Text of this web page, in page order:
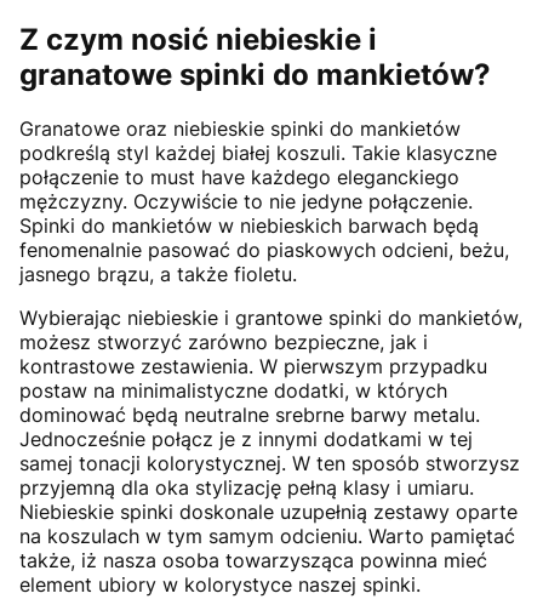
Z czym nosić niebieskie i
granatowe spinki do mankietów?
Granatowe oraz niebieskie spinki do mankietów
podkreślą styl każdej białej koszuli. Takie klasyczne
połączenie to must have każdego eleganckiego
mężczyzny. Oczywiście to nie jedyne połączenie.
Spinki do mankietów w niebieskich barwach będą
fenomenalnie pasować do piaskowych odcieni, beżu,
jasnego brązu, a także fioletu.
Wybierając niebieskie i grantowe spinki do mankietów,
możesz stworzyć zarówno bezpieczne, jak i
kontrastowe zestawienia. W pierwszym przypadku
postaw na minimalistyczne dodatki, w których
dominować będą neutralne srebrne barwy metalu.
Jednocześnie połącz je z innymi dodatkami w tej
samej tonacji kolorystycznej. W ten sposób stworzysz
przyjemną dla oka stylizację pełną klasy i umiaru.
Niebieskie spinki doskonale uzupełnią zestawy oparte
na koszulach w tym samym odcieniu. Warto pamiętać
także, iż nasza osoba towarzysząca powinna mieć
element ubiory w kolorystyce naszej spinki.